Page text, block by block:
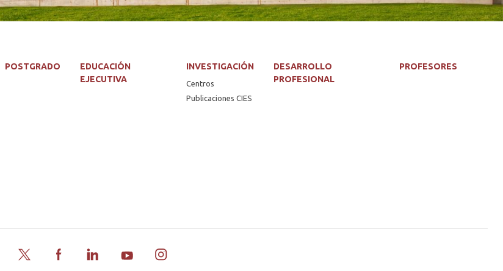
POSTGRADO
EDUCACIÓN
EJECUTIVA
INVESTIGACIÓN
Centros
Publicaciones CIES
DESARROLLO
PROFESIONAL
PROFESORES
Twitter FacebookLinkedInYouTubeInstagram